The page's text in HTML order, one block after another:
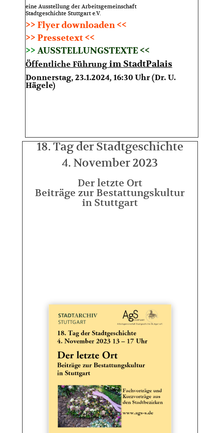
eine Ausstellung der Arbeitsgemeinschaft
Stadtgeschichte Stuttgart e.V.
>> Flyer downloaden <<
>> Pressetext <<
>>AUSSTELLUNGSTEXTE <<
Öffentliche Führungim StadtPalais
Donnerstag, 23.1.2024, 16:30 Uhr (Dr. U.
Hägele)
18. Tag der Stadtgeschichte
4. November 2023
Der letzte Ort
Beiträge zur Bestattungskultur
in Stuttgart